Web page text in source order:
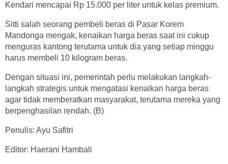
Kendari mencapai Rp 15.000 per liter untuk kelas premium.
Sitti salah seorang pembeli beras di Pasar Korem
Mandonga mengak, kenaikan harga beras saat ini cukup
menguras kantong terutama untuk dia yang setiap minggu
harus membeli 10 kilogram beras.
Dengan situasi ini, pemerintah perlu melakukan langkah-
langkah strategis untuk mengatasi kenaikan harga beras
agar tidak memberatkan masyarakat, terutama mereka yang
berpenghasilan rendah. (B)
Penulis: Ayu Safitri
Editor: Haerani Hambali